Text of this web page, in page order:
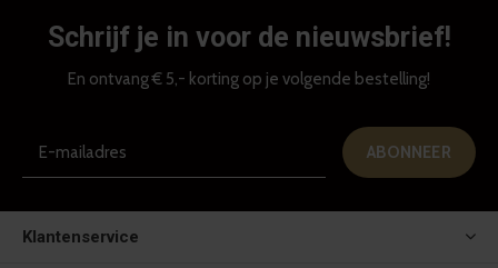
Schrijf je in voor de nieuwsbrief!
En ontvang € 5,- korting op je volgende bestelling!
ABONNEER
Klantenservice